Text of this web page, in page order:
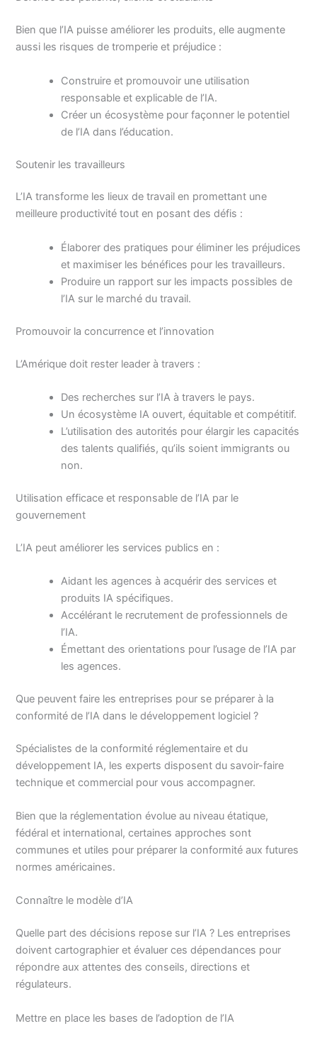
Bien que l’IA puisse améliorer les produits, elle augmente
aussi les risques de tromperie et préjudice :
Construire et promouvoir une utilisation
responsable et explicable de l’IA.
Créer un écosystème pour façonner le potentiel
de l’IA dans l’éducation.
Soutenir les travailleurs
L’IA transforme les lieux de travail en promettant une
meilleure productivité tout en posant des défis :
Élaborer des pratiques pour éliminer les préjudices
et maximiser les bénéfices pour les travailleurs.
Produire un rapport sur les impacts possibles de
l’IA sur le marché du travail.
Promouvoir la concurrence et l’innovation
L’Amérique doit rester leader à travers :
Des recherches sur l’IA à travers le pays.
Un écosystème IA ouvert, équitable et compétitif.
L’utilisation des autorités pour élargir les capacités
des talents qualifiés, qu’ils soient immigrants ou
non.
Utilisation efficace et responsable de l’IA par le
gouvernement
L’IA peut améliorer les services publics en :
Aidant les agences à acquérir des services et
produits IA spécifiques.
Accélérant le recrutement de professionnels de
l’IA.
Émettant des orientations pour l’usage de l’IA par
les agences.
Que peuvent faire les entreprises pour se préparer à la
conformité de l’IA dans le développement logiciel ?
Spécialistes de la conformité réglementaire et du
développement IA, les experts disposent du savoir-faire
technique et commercial pour vous accompagner.
Bien que la réglementation évolue au niveau étatique,
fédéral et international, certaines approches sont
communes et utiles pour préparer la conformité aux futures
normes américaines.
Connaître le modèle d’IA
Quelle part des décisions repose sur l’IA ? Les entreprises
doivent cartographier et évaluer ces dépendances pour
répondre aux attentes des conseils, directions et
régulateurs.
Mettre en place les bases de l’adoption de l’IA